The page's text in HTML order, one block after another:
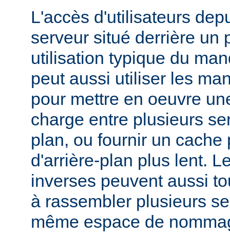
L'accès d'utilisateurs
serveur situé derrière un
utilisation typique du
peut aussi utiliser les
pour mettre en oeuvre
charge entre plusieurs
plan, ou fournir un cache
d'arrière-plan plus lent.
inverses peuvent aussi
à rassembler plusieurs
même espace de